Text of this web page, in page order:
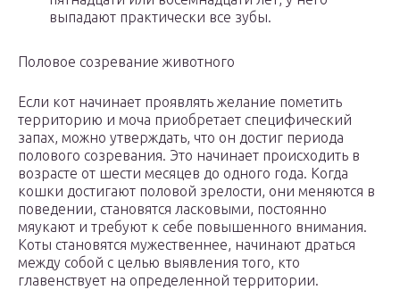
выпадают практически все зубы.
Половое созревание животного
Если кот начинает проявлять желание пометить
территорию и моча приобретает специфический
запах, можно утверждать, что он достиг периода
полового созревания. Это начинает происходить в
возрасте от шести месяцев до одного года. Когда
кошки достигают половой зрелости, они меняются в
поведении, становятся ласковыми, постоянно
мяукают и требуют к себе повышенного внимания.
Коты становятся мужественнее, начинают драться
между собой с целью выявления того, кто
главенствует на определенной территории.